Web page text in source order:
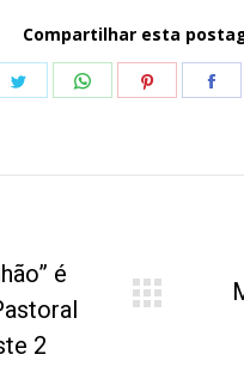
Compartilhar esta
Share Share
Share
é
2